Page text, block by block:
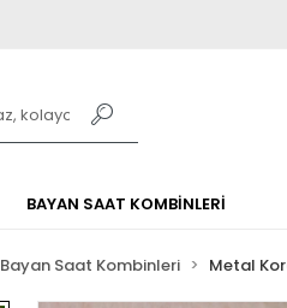
BAYAN SAAT KOMBİNLERİ
Bayan Saat Kombinleri Metal